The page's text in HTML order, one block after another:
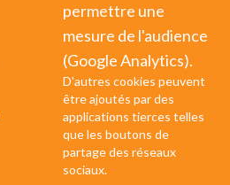
permettre une
mesure de l'audience
(Google Analytics).
D'autres cookies peuvent
être ajoutés par des
applications tierces telles
que les boutons de
partage des réseaux
sociaux.